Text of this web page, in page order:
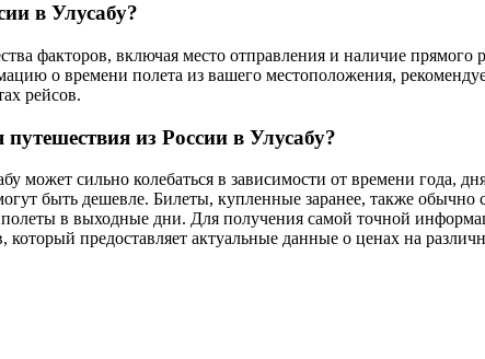
в Улусабу?
факторов, включая место отправления и наличие
о времени полета из вашего местоположения,
рейсов.
из России в Улусабу?
может сильно колебаться в зависимости от времени года,
быть дешевле. Билеты, купленные заранее, также
полеты в выходные дни. Для получения самой точной
который предоставляет актуальные данные о ценах на